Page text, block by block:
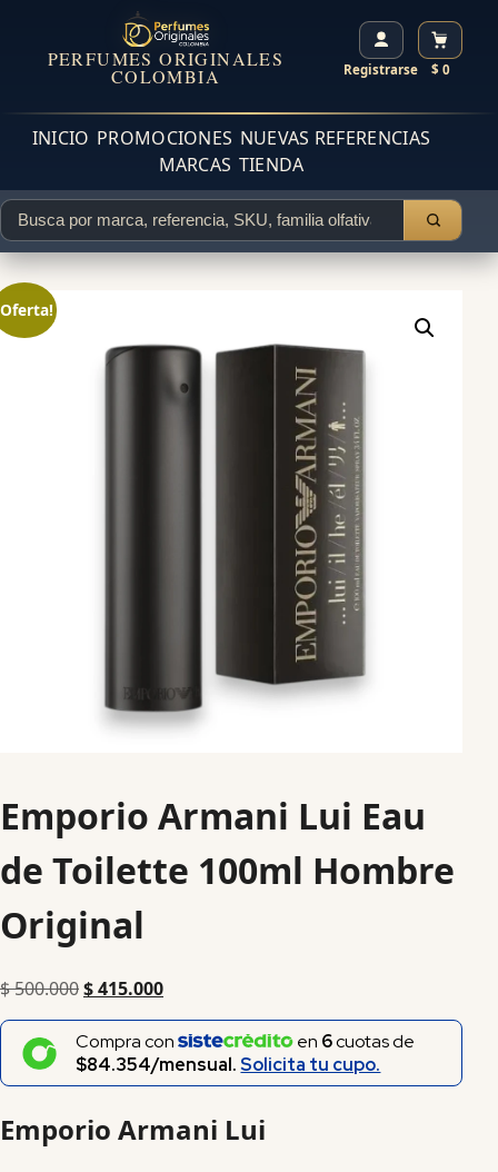
PERFUMES ORIGINALES
COLOMBIA Registrarse $ 0
INICIO PROMOCIONES NUEVAS REFERENCIAS
MARCAS TIENDA
Emporio Armani Lui Eau
de Toilette 100ml Hombre
Original
$500.000$415.000
Compra con en 6cuotas de
$84.354/mensual.Solicita tu cupo.
Emporio Armani Lui